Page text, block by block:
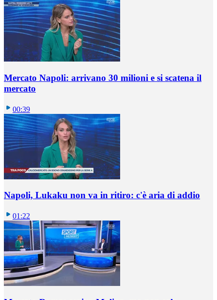
Mercato Napoli: arrivano 30 milioni e si scatena il
mercato
00:39
Napoli, Lukaku non va in ritiro: c'è aria di addio
01:22